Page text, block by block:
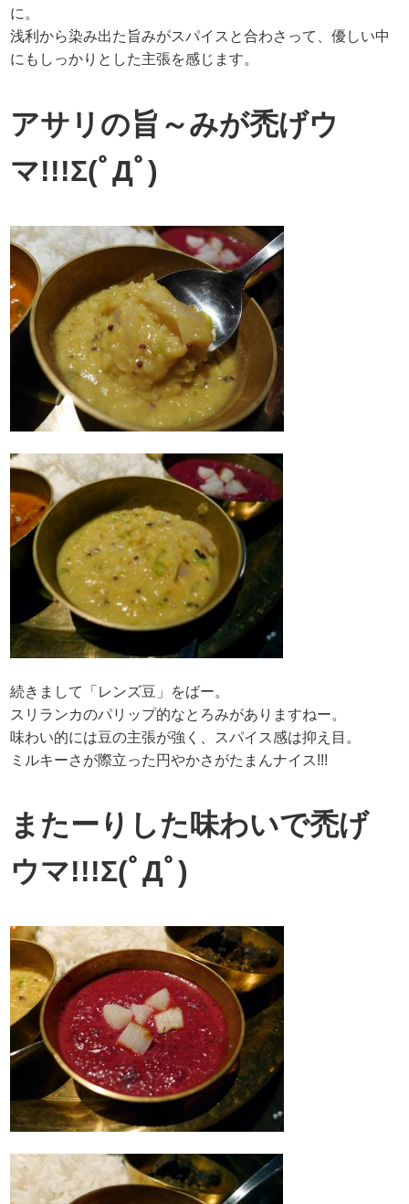
に。
浅利から染み出た旨みがスパイスと合わさって、優しい中
にもしっかりとした主張を感じます。
アサリの旨～みが禿げウ
マ!!!Σ(ﾟДﾟ)
続きまして「レンズ豆」をばー。
スリランカのパリップ的なとろみがありますねー。
味わい的には豆の主張が強く、スパイス感は抑え目。
ミルキーさが際立った円やかさがたまんナイス!!!
またーりした味わいで禿げ
ウマ!!!Σ(ﾟДﾟ)